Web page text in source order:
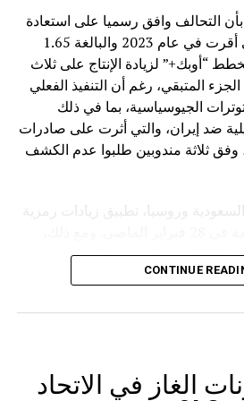
التحالف وافق رسميا على استعادة
نحو ثلثي التخفيضات التي أقرت في عام 2023 والبالغة 1.65
“أوبك+” لزيادة الإنتاج على ثلاث
المتبقي، رغم أن التنفيذ الفعلي
الجيوسياسية، بما في ذلك
ضد إيران، والتي أثرت على صادرات
وفق ثلاثة مندوبين طلبوا عدم الكشف
وروسيا، تطبيق زيادات رمزية
العالمية تعاني نقصا كبيرا في
تتجاوز مليار برميل، ما أدى إلى
في “أوبك+” تعمل على إعادة ضخ
لمعالجة فائض المعروض. إلا أن
CONTINUE
الغاز في الاتحاد